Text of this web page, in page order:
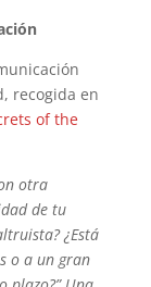
recogida en
of the
otra
de tu
¿Está
o a un gran